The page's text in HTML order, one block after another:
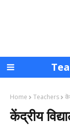
Home Teachers
केंद्रीय